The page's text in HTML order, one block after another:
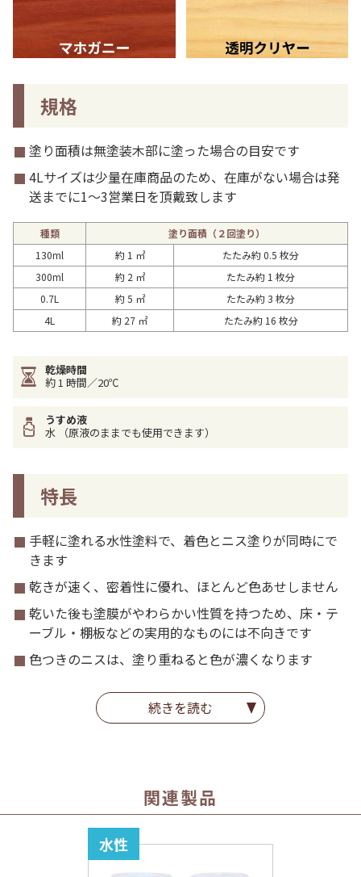
規格
塗り面積は無塗装木部に塗った場合の目安です
4Lサイズは少量在庫商品のため、在庫がない場合は発
送までに1～3営業日を頂戴致します
種類
塗り面積（２回塗り）
130ml
約 1 ㎡
たたみ約 0.5 枚分
300ml
約 2 ㎡
たたみ約 1 枚分
0.7L
約 5 ㎡
たたみ約 3 枚分
4L
約 27 ㎡ たたみ約 16 枚分
乾燥時間
約 1 時間／20℃
うすめ液
水 （原液のままでも使用できます）
特長
手軽に塗れる水性塗料で、着色とニス塗りが同時にで
きます
乾きが速く、密着性に優れ、ほとんど色あせしません
乾いた後も塗膜がやわらかい性質を持つため、床・テ
ーブル・棚板などの実用的なものには不向きです
色つきのニスは、塗り重ねると色が濃くなります
ねることができます
ホルムアルデヒド放散等級 ： Ｆ☆☆☆☆
水性アクリル系エマルション塗料
続きを読む
関連製品
水性